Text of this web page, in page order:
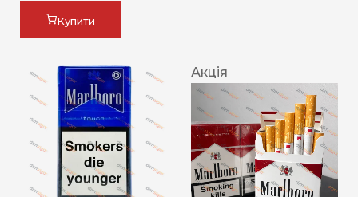
Купити
Акція